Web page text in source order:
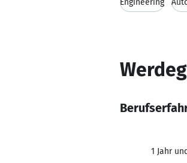
Engineering
1 Jahr